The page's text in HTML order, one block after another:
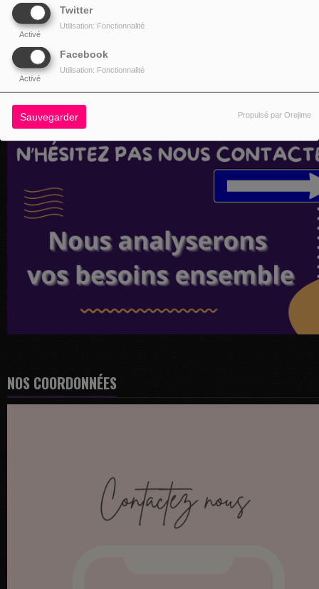
Twitter
Activé
Utilisation: Fonctionnalité
Facebook
Activé
Utilisation: Fonctionnalité
Sauvegarder Propulsé par Orejime
NOS COORDONNÉES